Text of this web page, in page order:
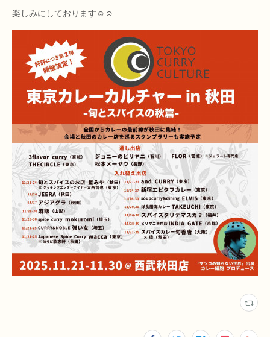
楽しみにしております☺︎☺︎